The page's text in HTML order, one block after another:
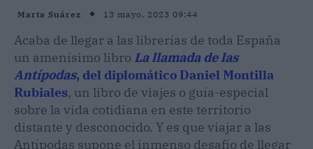
Marta Suárez 13 mayo, 2023 09:44
Acaba de llegar a las librerías de toda España
un amenísimo libro La llamada de las
Antípodas, del diplomático Daniel Montilla
Rubiales, un libro de viajes o guía-especial
sobre la vida cotidiana en este territorio
distante y desconocido. Y es que viajar a las
Antípodas supone el inmenso desafío de llegar